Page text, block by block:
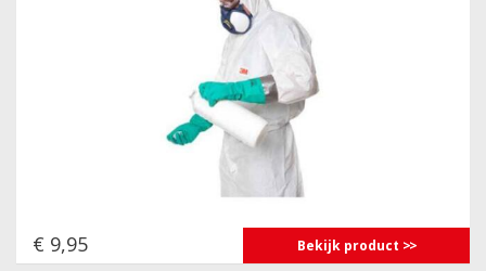
€ 9,95 Bekijk product